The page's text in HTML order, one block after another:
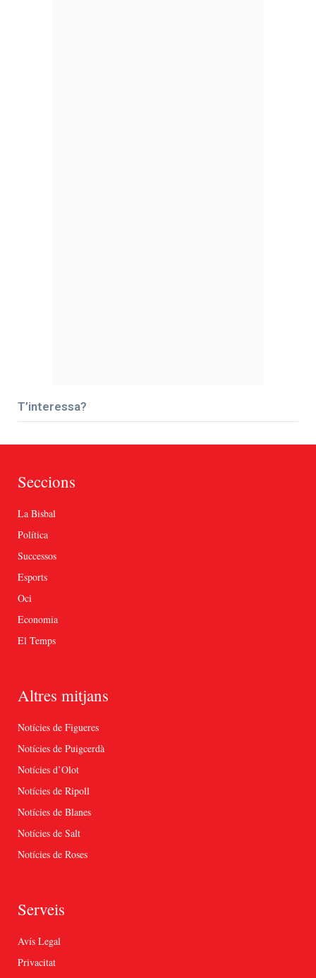
T’interessa?
Seccions
La Bisbal
Política
Successos
Esports
Oci
Economia
El Temps
Altres mitjans
Notícies de Figueres
Notícies de Puigcerdà
Notícies d’Olot
Notícies de Ripoll
Notícies de Blanes
Notícies de Salt
Notícies de Roses
Serveis
Avís Legal
Privacitat